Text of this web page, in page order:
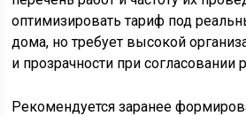
оптимизировать тариф под
дома, но требует высокой
и прозрачности при согласовании
Рекомендуется заранее